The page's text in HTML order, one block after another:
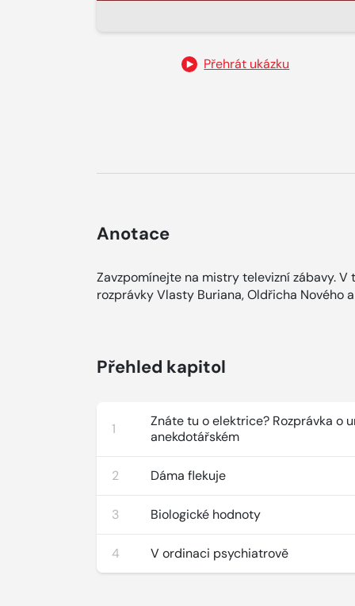
Přehrát ukázku
Anotace
Zavzpomínejte na mistry televizní zábavy.
rozprávky Vlasty Buriana, Oldřicha Nového
Přehled kapitol
1
Znáte tu o elektrice? Rozprávka o
anekdotářském
2 Dáma flekuje
3 Biologické hodnoty
4 V ordinaci psychiatrově